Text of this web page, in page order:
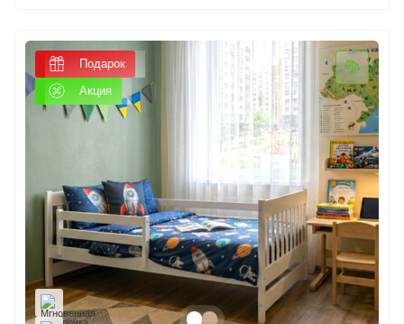
Подарок
Акция